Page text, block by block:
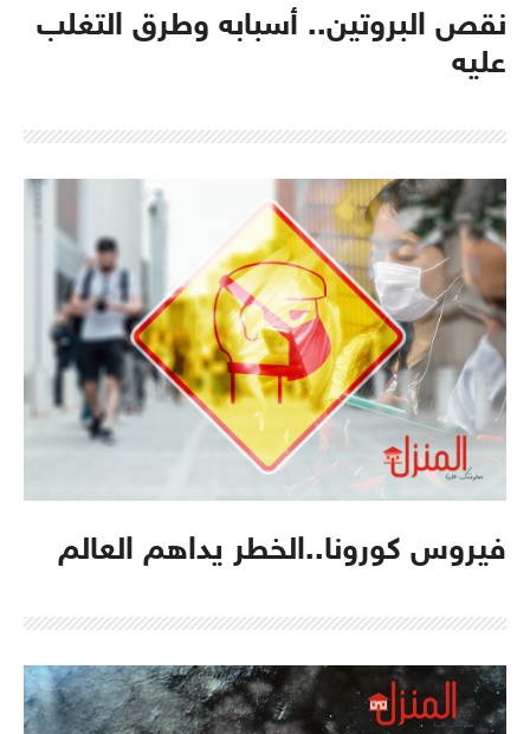
نقص البروتين.. أسبابه وطرق التغلب
عليه
فيروس كورونا..الخطر يداهم العالم